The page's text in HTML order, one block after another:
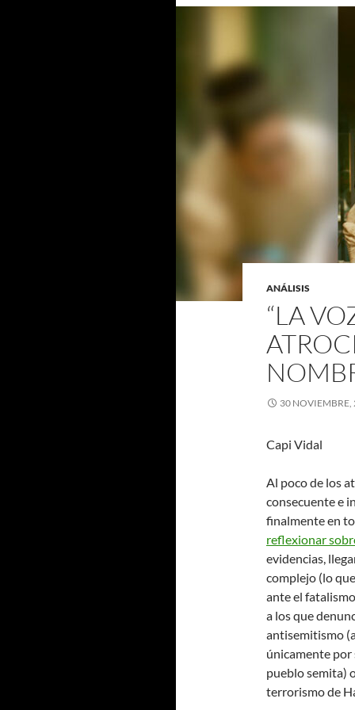
ANÁLISIS
“LA
30 NOVIEMBRE,
Capi Vidal
Al poco de los
consecuente e
finalmente en
reflexionar
evidencias,
complejo (lo
ante el
a los que
antisemitismo
únicamente por
pueblo semita)
terrorismo de